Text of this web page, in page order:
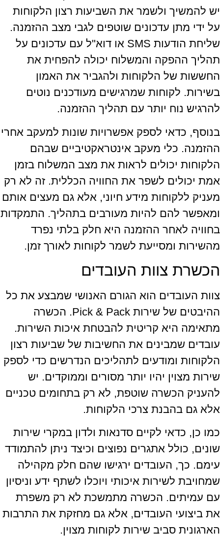
יש להמשיך ולשמר את השביעות רצון הלקוחות
על ידי מתן עדכונים שוטפים לגבי מצב ההזמנה.
שליחת הודעות SMS או דוא"ל עם עדכונים על
תהליך ההפקה והמשלוח יכולה להפחית את
החששות של הלקוחות ולהגביר את האמון
בשירות. לקוחות שמרגישים מעודכנים נוטים
להרגיש נוח יותר עם תהליך ההזמנה.
בנוסף, כדאי לספק אפשרויות שונות למעקב אחרי
ההזמנה. כלי מעקב אינטראקטיביים שבהם
הלקוחות יכולים לראות את מצב המשלוח בזמן
אמת יכולים לשפר את החוויה הכללית. זה לא רק
מעניק ללקוחות מידע חיוני, אלא גם מעצים אותם
ומאפשר להם להיות מעורבים בתהליך. התמקדות
בחוויה לאחר ההזמנה היא חלק בלתי נפרד
מהשירות ומסייעת לשמר לקוחות לאורך זמן.
הכשרת צוות העובדים
צוות העובדים הוא הגורם האנושי שמבצע את כל
ההיבטים של שירות Pick & Pack. הכשרה
מתאימה היא קריטית להבטחת איכות השירות.
עובדים שמבינים את החשיבות של שביעות רצון
הלקוחות ומודעים לתהליכים הנדרשים כדי לספק
שירות מצוין יהיו יותר מסורים וממוקדים. יש
להעניק הכשרה שוטפת, לא רק בתחומים טכניים
אלא גם בהבנת צרכי הלקוחות.
כמו כן, כדאי לקיים סדנאות ולדון במקרי שירות
שונים, כולל אתגרים נפוצים וכיצד ניתן להתמודד
עימם. כך, העובדים ירגישו שהם חלק מקהילה
שמחויבת לשירות איכותי ויוכלו לשתף ידע וניסיון
עם עמיתים. הכשרה מתמשכת לא רק משפרת
את ביצועי העובדים, אלא גם מחזקת את התרבות
הארגונית סביב שירות לקוחות מצוין.